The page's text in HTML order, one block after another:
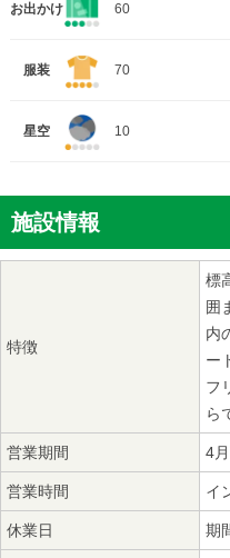
お出かけ 60
服装 70
星空 10
施設情報
特徴
標
囲
内
ー
フ
ら
営業期間 4
営業時間 イ
休業日 期